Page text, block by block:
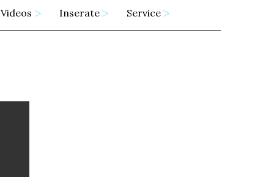
Videos Inserate Service